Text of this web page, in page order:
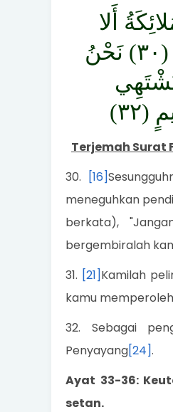
أَلا
تَخَافُوا وَلا تَحْزَنُوا وَأَبْشِرُوا بِالْجَنَّةِ الَّتِي كُنْتُمْ تُوعَدُونَ (٣٠) نَحْنُ
تَشْتَهِي
Terjemah Surat
30.
[16]
meneguhkan
berkata),
bergembiralah
31. [21]Kamilah
kamu
32. Sebagai
Penyayang[24].
Ayat 33-36:
setan.